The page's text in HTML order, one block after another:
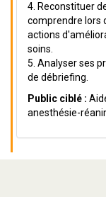
4. Reconstituer
comprendre lors
actions
soins.
5. Analyser ses
de débriefing.
Public ciblé :
anesthésie-